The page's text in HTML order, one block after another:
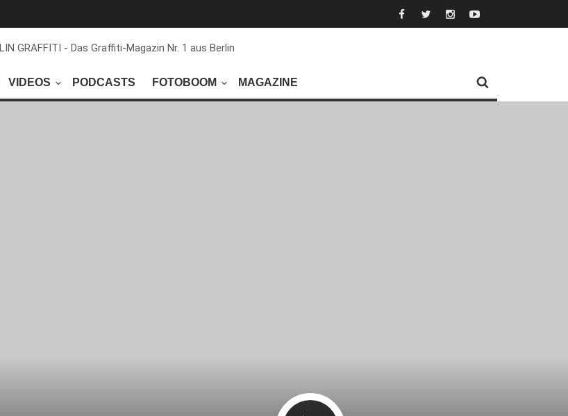
VIDEOS PODCASTS FOTOBOOM MAGAZINE